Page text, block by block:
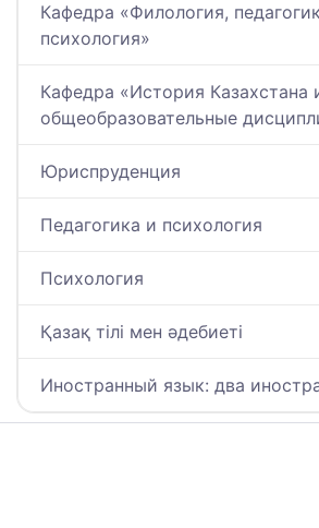
Кафедра «Филология,
психология»
Кафедра «История Казахстана
общеобразовательные
Юриспруденция
Педагогика и психология
Психология
Қазақ тілі мен әдебиеті
Иностранный язык: два